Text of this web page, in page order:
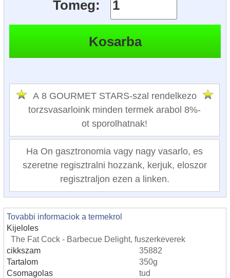
Tomeg:
A 8 GOURMET STARS-szal rendelkezo
torzsvasarloink minden termek arabol 8%-
ot sporolhatnak!
Ha On gasztronomia vagy nagy vasarlo, es
szeretne regisztralni hozzank, kerjuk, eloszor
regisztraljon ezen a linken.
Tovabbi informaciok a termekrol
Kijeloles
The Fat Cock - Barbecue Delight, fuszerkeverek
cikkszam
35882
Tartalom
350g
Csomagolas
tud